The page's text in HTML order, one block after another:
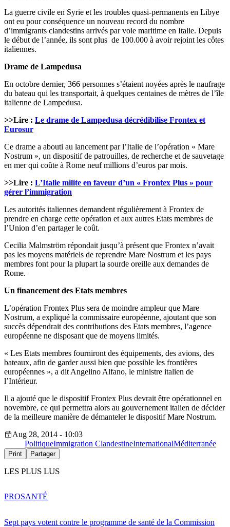
La guerre civile en Syrie et les troubles quasi-permanents en Libye
ont eu pour conséquence un nouveau record du nombre
d’immigrants clandestins arrivés par voie maritime en Italie. Depuis
le début de l’année, ils sont plus de 100.000 à avoir rejoint les côtes
italiennes.
Drame de Lampedusa
En octobre dernier, 366 personnes s’étaient noyées après le naufrage
du bateau qui les transportait, à quelques centaines de mètres de l’île
italienne de Lampedusa.
>>Lire : Le drame de Lampedusa décrédibilise Frontex et
Eurosur
Ce drame a abouti au lancement par l’Italie de l’opération « Mare
Nostrum », un dispositif de patrouilles, de recherche et de sauvetage
en mer qui coûte à Rome neuf millions d’euros par mois.
>>Lire : L’Italie milite en faveur d’un « Frontex Plus » pour
gérer l’immigration
Les autorités italiennes demandent régulièrement à Frontex de
prendre en charge cette opération et aux autres Etats membres de
l’Union d’en partager le coût.
Cecilia Malmström répondait jusqu’à présent que Frontex n’avait
pas les moyens matériels de reprendre Mare Nostrum et les pays
membres font pour la plupart la sourde oreille aux demandes de
Rome.
Un financement des Etats membres
L’opération Frontex Plus sera de moindre ampleur que Mare
Nostrum, a expliqué la commissaire européenne, ajoutant que son
succès dépendrait des contributions des Etats membres, l’agence
européenne ne disposant que de moyens limités.
« Les Etats membres fourniront des équipements, des avions, des
bateaux, afin de garder aussi bien que possible les frontières
européennes », a dit Angelino Alfano, le ministre italien de
l’Intérieur.
Il a ajouté que le dispositif Frontex Plus devrait être opérationnel en
novembre, ce qui permettra alors au gouvernement italien de décider
de la meilleure manière de démanteler le dispositif Mare Nostrum.
Aug 28, 2014 - 10:03
PolitiqueImmigration ClandestineInternationalMéditerranée
Print Partager
LES PLUS LUS
Sept pays votent contre le programme de santé de la Commission
PROSANTÉ